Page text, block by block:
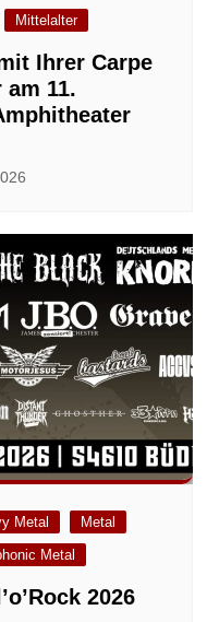
Mittelalter
Ihrer Carpe
11.
Metal
Metal
Metal
2026